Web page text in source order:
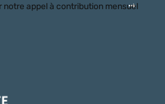
notre appel à contribution mensuel